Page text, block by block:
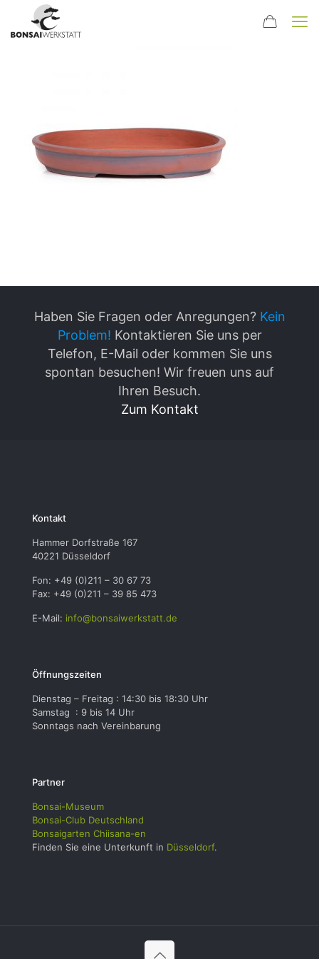
Haben Sie Fragen oder Anregungen? Kein
Problem! Kontaktieren Sie uns per
Telefon, E-Mail oder kommen Sie uns
spontan besuchen! Wir freuen uns auf
Ihren Besuch.
Zum Kontakt
Kontakt
Hammer Dorfstraße 167
40221 Düsseldorf
Fon: +49 (0)211 – 30 67 73
Fax: +49 (0)211 – 39 85 473
E-Mail: info@bonsaiwerkstatt.de
Öffnungszeiten
Dienstag – Freitag : 14:30 bis 18:30 Uhr
Samstag : 9 bis 14 Uhr
Sonntags nach Vereinbarung
Partner
Bonsai-Museum
Bonsai-Club Deutschland
Bonsaigarten Chiisana-en
Finden Sie eine Unterkunft in Düsseldorf.